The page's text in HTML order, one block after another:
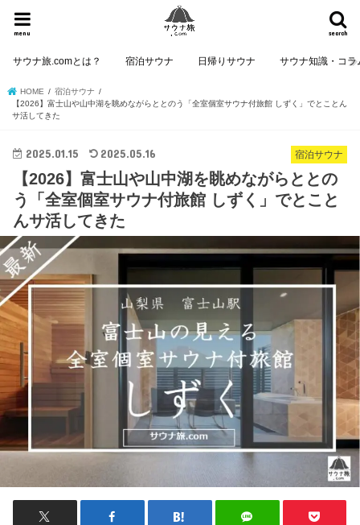
search
menu
サウナ旅.comとは？ 宿泊サウナ 日帰りサウナ サウナ知識・コラ
HOME
宿泊サウナ
【2026】富士山や山中湖を眺めながらととのう「全室個室サウナ付旅館 しずく」でとことん
サ活してきた
宿泊サウナ
2025.01.15 2025.05.16
【2026】富士山や山中湖を眺めながらととの
う「全室個室サウナ付旅館 しずく」でとこと
んサ活してきた